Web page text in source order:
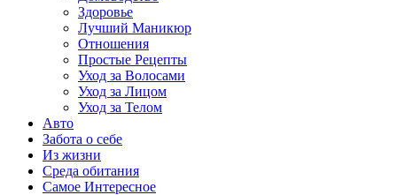
Здоровье
Лучший Маникюр
Отношения
Простые Рецепты
Уход за Волосами
Уход за Лицом
Уход за Телом
Авто
Забота о себе
Из жизни
Среда обитания
Самое Интересное